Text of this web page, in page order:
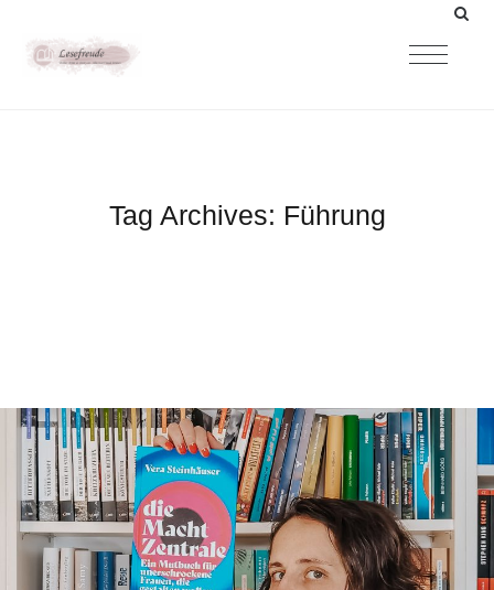
Tag Archives: Führung